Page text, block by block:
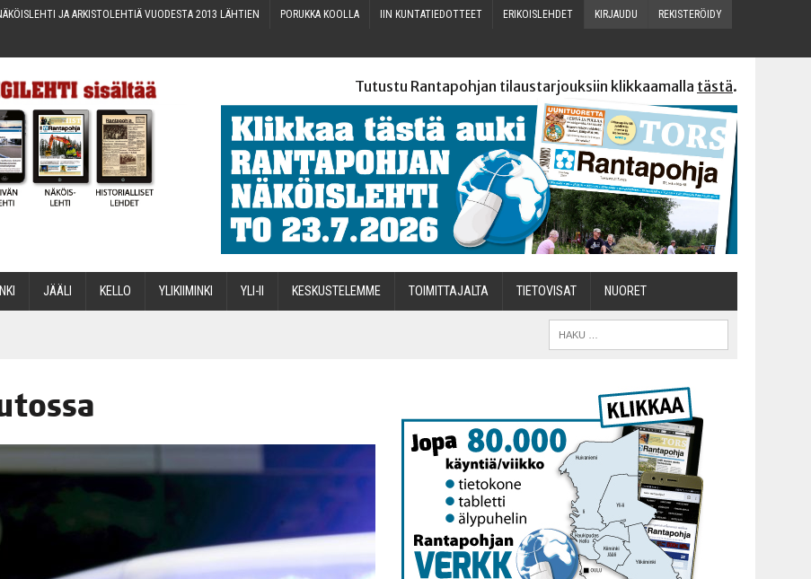
JA ARKIS­TO­LEH­TIÄ VUO­DES­TA 2013 LÄHTIEN PORUK­KA KOOLLA IIN KUN­TA­TIE­DOT­TEET ERI­KOIS­LEH­DET KIR­JAU­DU REKIS­TE­RÖI­DY
Tutustu Rantapohjan tilaustarjouksiin klikkaamalla tästä.
JÄÄ­LI KEL­LO YLI­KII­MIN­KI YLI-II KES­KUS­TE­LEM­ME TOI­MIT­TA­JAL­TA TIETOVISAT NUO­RET